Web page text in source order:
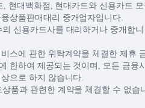
, 현대백화점, 현대카드와 신용카드
상품판매대리 중개업자입니다.
신용카드사를 대리하거나 중개합니
스에 관한 위탁계약을 체결한 제휴
한하여 제공되는 것이며, 모든 금융
으로 하지 않습니다.
품과 관련한 계약을 체결할 수 없습